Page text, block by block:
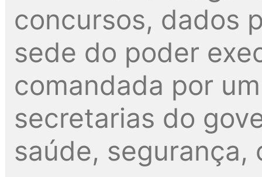
concursos, dados
sede do poder
comandada por
secretarias do
saúde,